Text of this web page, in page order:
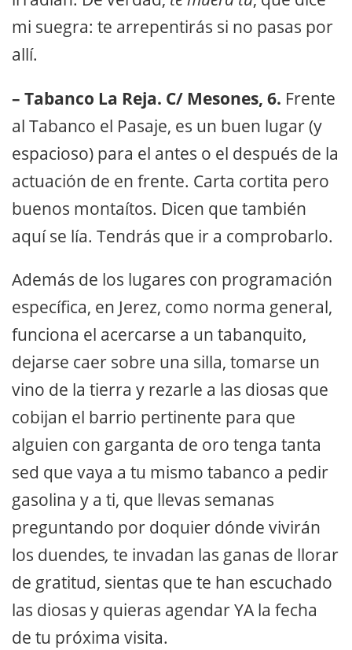
mi suegra: te arrepentirás si no pasas por
allí.
– Tabanco La Reja. C/ Mesones, 6. Frente
al Tabanco el Pasaje, es un buen lugar (y
espacioso) para el antes o el después de la
actuación de en frente. Carta cortita pero
buenos montaítos. Dicen que también
aquí se lía. Tendrás que ir a comprobarlo.
Además de los lugares con programación
específica, en Jerez, como norma general,
funciona el acercarse a un tabanquito,
dejarse caer sobre una silla, tomarse un
vino de la tierra y rezarle a las diosas que
cobijan el barrio pertinente para que
alguien con garganta de oro tenga tanta
sed que vaya a tu mismo tabanco a pedir
gasolina y a ti, que llevas semanas
preguntando por doquier dónde vivirán
los duendes, te invadan las ganas de llorar
de gratitud, sientas que te han escuchado
las diosas y quieras agendar YA la fecha
de tu próxima visita.